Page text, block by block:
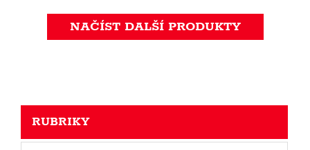
NAČÍST DALŠÍ PRODUKTY
RUBRIKY